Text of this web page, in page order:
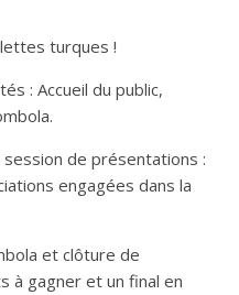
turques !
: Accueil du public,
de présentations :
engagées dans la
et clôture de
à gagner et un final en